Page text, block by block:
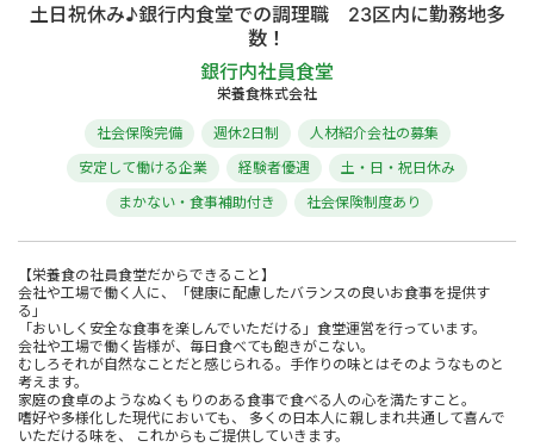
土日祝休み♪銀行内食堂での調理職 23区内に勤務地多
数！
銀行内社員食堂
栄養食株式会社
社会保険完備 週休2日制
人材紹介会社の募集
安定して働ける企業
経験者優遇
土・日・祝日休み
まかない・食事補助付き
社会保険制度あり
【栄養食の社員食堂だからできること】
会社や工場で働く人に、「健康に配慮したバランスの良いお食事を提供す
る」
「おいしく安全な食事を楽しんでいただける」食堂運営を行っています。
会社や工場で働く皆様が、毎日食べても飽きがこない。
むしろそれが自然なことだと感じられる。手作りの味とはそのようなものと
考えます。
家庭の食卓のようなぬくもりのある食事で食べる人の心を満たすこと。
嗜好や多様化した現代においても、 多くの日本人に親しまれ共通して喜んで
いただける味を、 これからもご提供していきます。